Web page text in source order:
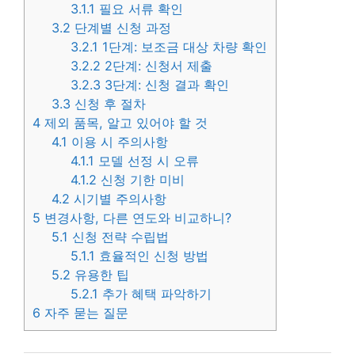
3.1.1 필요 서류 확인
3.2 단계별 신청 과정
3.2.1 1단계: 보조금 대상 차량 확인
3.2.2 2단계: 신청서 제출
3.2.3 3단계: 신청 결과 확인
3.3 신청 후 절차
4 제외 품목, 알고 있어야 할 것
4.1 이용 시 주의사항
4.1.1 모델 선정 시 오류
4.1.2 신청 기한 미비
4.2 시기별 주의사항
5 변경사항, 다른 연도와 비교하니?
5.1 신청 전략 수립법
5.1.1 효율적인 신청 방법
5.2 유용한 팁
5.2.1 추가 혜택 파악하기
6 자주 묻는 질문